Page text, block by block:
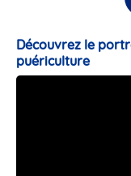
Découvrez le
puériculture